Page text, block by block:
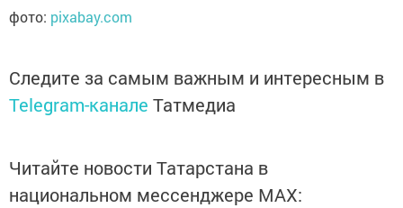
фото: pixabay.com
Следите за самым важным и интересным в
Telegram-канале Татмедиа
Читайте новости Татарстана в
национальном мессенджере MАХ: